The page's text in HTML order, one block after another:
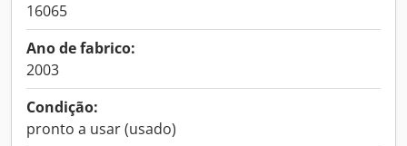
16065
Ano de fabrico:
2003
Condição:
pronto a usar (usado)